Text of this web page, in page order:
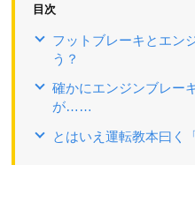
目次
フットブレーキとエン
う？
確かにエンジンブレー
が……
とはいえ運転教本曰く